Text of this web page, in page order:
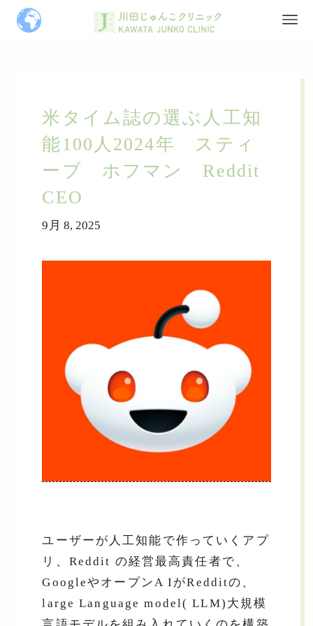
米タイム誌の選ぶ人工知
能100人2024年 スティ
ーブ ホフマン Reddit
CEO
9月 8, 2025
ユーザーが人工知能で作っていくアプ
リ、Reddit の経営最高責任者で、
GoogleやオープンA IがRedditの、
large Language model( LLM)大規模